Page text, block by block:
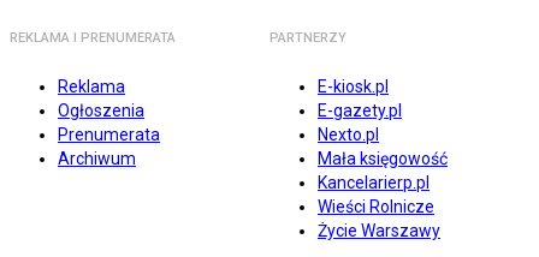
REKLAMA I PRENUMERATA
Reklama
Ogłoszenia
Prenumerata
Archiwum
PARTNERZY
E-kiosk.pl
E-gazety.pl
Nexto.pl
Mała księgowość
Kancelarierp.pl
Wieści Rolnicze
Życie Warszawy